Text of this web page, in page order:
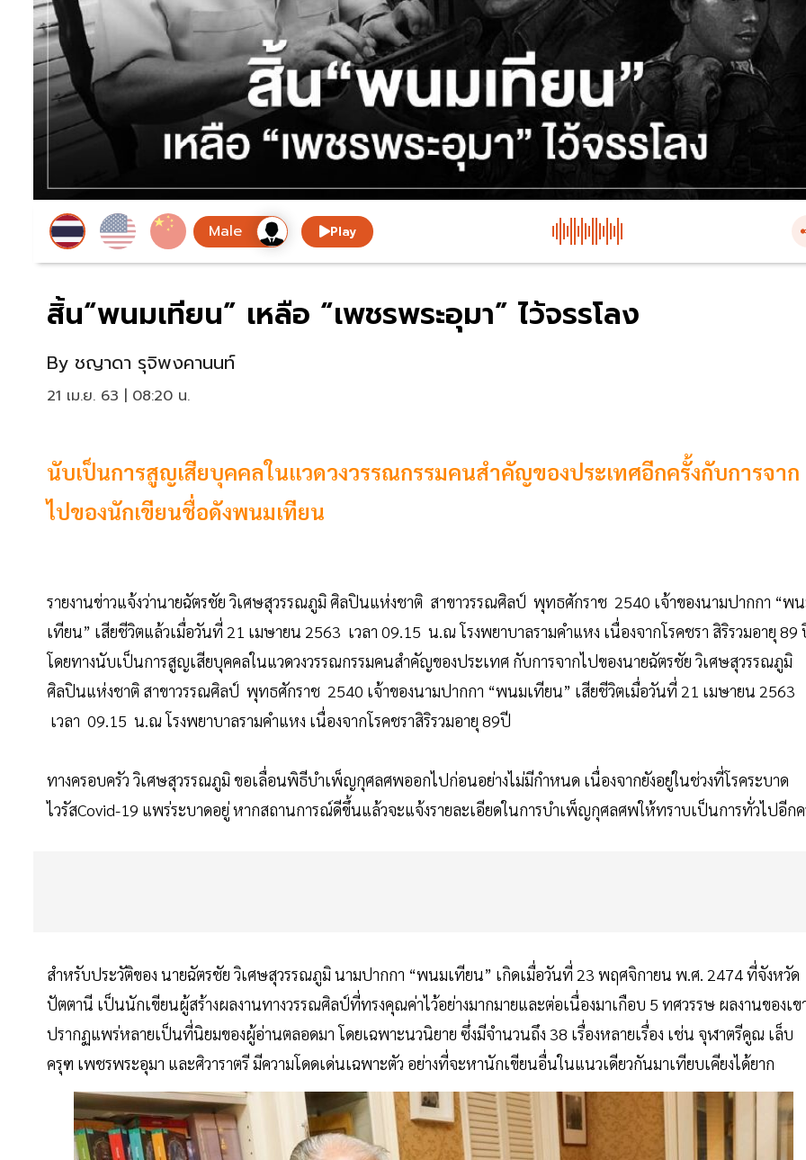
Play
สิ้น“พนมเทียน” เหลือ “เพชรพระอุมา” ไว้จรรโลง
By ชญาดา รุจิพงคานนท์
21 เม.ย. 63 | 08:20 น.
นับเป็นการสูญเสียบุคคลในแวดวงวรรณกรรมคนสำคัญของประเทศอีกครั้งกับการจาก
ไปของนักเขียนชื่อดังพนมเทียน
รายงานข่าวแจ้งว่านายฉัตรชัย วิเศษสุวรรณภูมิ ศิลปินแห่งชาติ สาขาวรรณศิลป์ พุทธศักราช 2540 เจ้าของนามปากกา “พ
เทียน” เสียชีวิตแล้วเมื่อวันที่ 21 เมษายน 2563 เวลา 09.15 น.ณ โรงพยาบาลรามคำแหง เนื่องจากโรคชรา สิริรวมอายุ 89
โดยทางนับเป็นการสูญเสียบุคคลในแวดวงวรรณกรรมคนสำคัญของประเทศ กับการจากไปของนายฉัตรชัย วิเศษสุวรรณภูมิ
ศิลปินแห่งชาติ สาขาวรรณศิลป์ พุทธศักราช 2540 เจ้าของนามปากกา “พนมเทียน” เสียชีวิตเมื่อวันที่ 21 เมษายน 2563
เวลา 09.15 น.ณ โรงพยาบาลรามคำแหง เนื่องจากโรคชราสิริรวมอายุ 89ปี
ทางครอบครัว วิเศษสุวรรณภูมิ ขอเลื่อนพิธีบำเพ็ญกุศลศพออกไปก่อนอย่างไม่มีกำหนด เนื่องจากยังอยู่ในช่วงที่โรคระบาด
ไวรัสCovid-19 แพร่ระบาดอยู่ หากสถานการณ์ดีขึ้นแล้วจะแจ้งรายละเอียดในการบำเพ็ญกุศลศพให้ทราบเป็นการทั่วไปอีกค
สำหรับประวัติของ นายฉัตรชัย วิเศษสุวรรณภูมิ นามปากกา “พนมเทียน” เกิดเมื่อวันที่ 23 พฤศจิกายน พ.ศ. 2474 ที่จังหวัด
ปัตตานี เป็นนักเขียนผู้สร้างผลงานทางวรรณศิลป์ที่ทรงคุณค่าไว้อย่างมากมายและต่อเนื่องมาเกือบ 5 ทศวรรษ ผลงานของเข
ปรากฏแพร่หลายเป็นที่นิยมของผู้อ่านตลอดมา โดยเฉพาะนวนิยาย ซึ่งมีจำนวนถึง 38 เรื่องหลายเรื่อง เช่น จุฬาตรีคูณ เล็บ
ครุฑ เพชรพระอุมา และศิวาราตรี มีความโดดเด่นเฉพาะตัว อย่างที่จะหานักเขียนอื่นในแนวเดียวกันมาเทียบเคียงได้ยาก